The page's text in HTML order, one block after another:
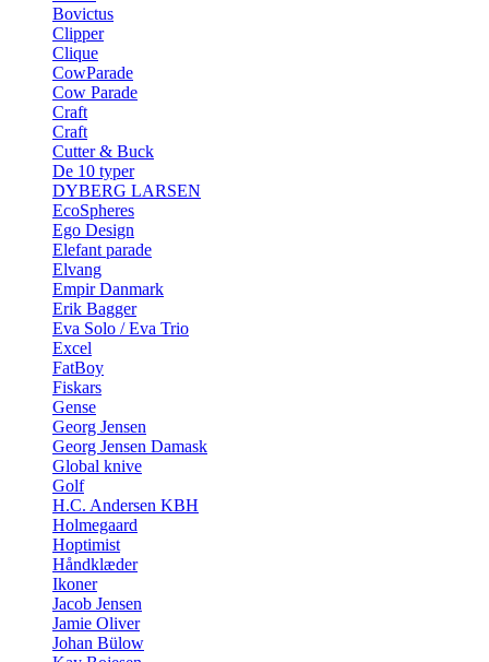
Bovictus
Clipper
Clique
CowParade
Cow Parade
Craft
Craft
Cutter & Buck
De 10 typer
DYBERG LARSEN
EcoSpheres
Ego Design
Elefant parade
Elvang
Empir Danmark
Erik Bagger
Eva Solo / Eva Trio
Excel
FatBoy
Fiskars
Gense
Georg Jensen
Georg Jensen Damask
Global knive
Golf
H.C. Andersen KBH
Holmegaard
Hoptimist
Håndklæder
Ikoner
Jacob Jensen
Jamie Oliver
Johan Bülow